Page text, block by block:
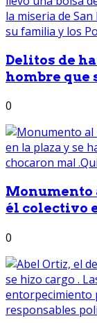
Delitos de
hombre que
0
Monumento
él colectivo
0